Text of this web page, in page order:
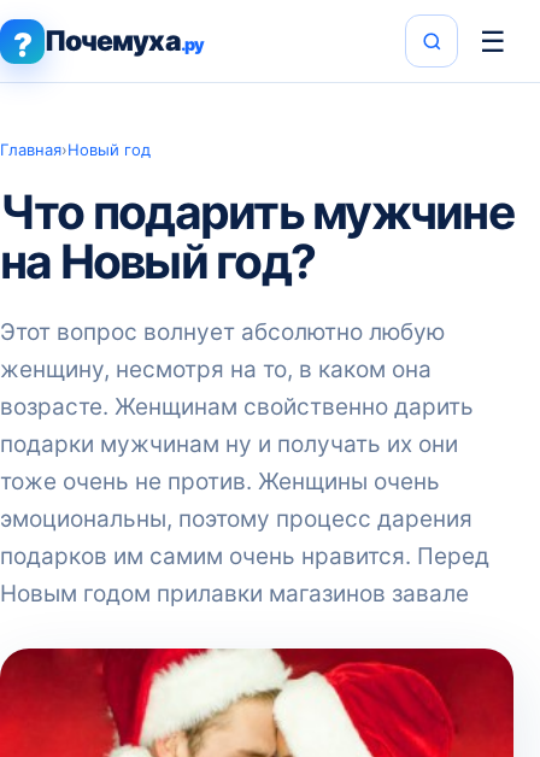
? Почемуха.ру ☰
Главная›Новый год
Что подарить мужчине
на Новый год?
Этот вопрос волнует абсолютно любую
женщину, несмотря на то, в каком она
возрасте. Женщинам свойственно дарить
подарки мужчинам ну и получать их они
тоже очень не против. Женщины очень
эмоциональны, поэтому процесс дарения
подарков им самим очень нравится. Перед
Новым годом прилавки магазинов завале